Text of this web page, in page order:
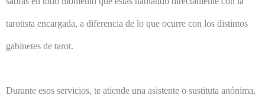
tarotista encargada, a diferencia de lo que ocurre con los distintos
gabinetes de tarot.
Durante esos servicios, te atiende una asistente o sustituta anónima,